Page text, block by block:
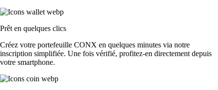
Prêt en quelques clics
Créez votre portefeuille CONX en quelques minutes via notre
inscription simplifiée. Une fois vérifié, profitez-en directement depuis
votre smartphone.